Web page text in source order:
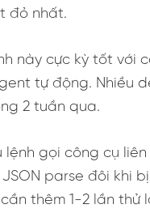
đỏ nhất.
này cực kỳ tốt với
tự động. Nhiều
2 tuần qua.
gọi công cụ
parse đôi khi
thêm 1-2 lần thử